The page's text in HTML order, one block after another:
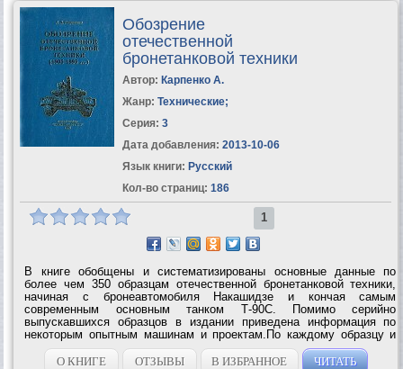
Обозрение
отечественной
бронетанковой техники
Автор: Карпенко А.
Жанр: Технические;
Серия: 3
Дата добавления: 2013-10-06
Язык книги: Русский
Кол-во страниц: 186
1
В книге обобщены и систематизированы основные данные по
более чем 350 образцам отечественной бронетанковой техники,
начиная с бронеавтомобиля Накашидзе и кончая самым
современным основным танком Т-90С. Помимо серийно
выпускавшихся образцов в издании приведена информация по
некоторым опытным машинам и проектам.По каждому образцу и
его основным модификацииям приведены схемы или рисунки
общего вида, а некоторые машины...
О КНИГЕ ОТЗЫВЫ В ИЗБРАННОЕ ЧИТАТЬ